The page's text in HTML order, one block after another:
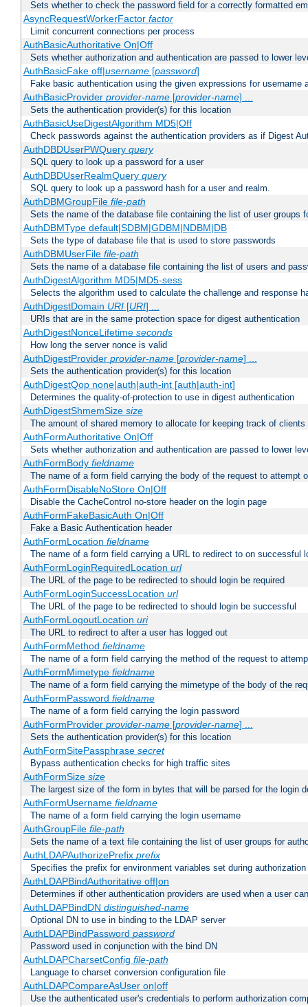
Sets whether to check the password field for a correctly formatted
AsyncRequestWorkerFactor factor
Limit concurrent connections per process
AuthBasicAuthoritative On|Off
Sets whether authorization and authentication are passed to lower
AuthBasicFake off|username[password]
Fake basic authentication using the given expressions for username
AuthBasicProvider provider-name[provider-name] ...
Sets the authentication provider(s) for this location
AuthBasicUseDigestAlgorithm MD5|Off
Check passwords against the authentication providers as if Digest
AuthDBDUserPWQuery query
SQL query to look up a password for a user
AuthDBDUserRealmQuery query
SQL query to look up a password hash for a user and realm.
AuthDBMGroupFile file-path
Sets the name of the database file containing the list of user groups
AuthDBMType default|SDBM|GDBM|NDBM|DB
Sets the type of database file that is used to store passwords
AuthDBMUserFile file-path
Sets the name of a database file containing the list of users and
AuthDigestAlgorithm MD5|MD5-sess
Selects the algorithm used to calculate the challenge and response
AuthDigestDomain URI[URI] ...
URIs that are in the same protection space for digest authentication
AuthDigestNonceLifetime seconds
How long the server nonce is valid
AuthDigestProvider provider-name[provider-name] ...
Sets the authentication provider(s) for this location
AuthDigestQop none|auth|auth-int [auth|auth-int]
Determines the quality-of-protection to use in digest authentication
AuthDigestShmemSize size
The amount of shared memory to allocate for keeping track of clients
AuthFormAuthoritative On|Off
Sets whether authorization and authentication are passed to lower
AuthFormBody fieldname
The name of a form field carrying the body of the request to attempt
AuthFormDisableNoStore On|Off
Disable the CacheControl no-store header on the login page
AuthFormFakeBasicAuth On|Off
Fake a Basic Authentication header
AuthFormLocation fieldname
The name of a form field carrying a URL to redirect to on successful
AuthFormLoginRequiredLocation url
The URL of the page to be redirected to should login be required
AuthFormLoginSuccessLocation url
The URL of the page to be redirected to should login be successful
AuthFormLogoutLocation uri
The URL to redirect to after a user has logged out
AuthFormMethod fieldname
The name of a form field carrying the method of the request to
AuthFormMimetype fieldname
The name of a form field carrying the mimetype of the body of the
AuthFormPassword fieldname
The name of a form field carrying the login password
AuthFormProvider provider-name[provider-name] ...
Sets the authentication provider(s) for this location
AuthFormSitePassphrase secret
Bypass authentication checks for high traffic sites
AuthFormSize size
The largest size of the form in bytes that will be parsed for the login
AuthFormUsername fieldname
The name of a form field carrying the login username
AuthGroupFile file-path
Sets the name of a text file containing the list of user groups for
AuthLDAPAuthorizePrefix prefix
Specifies the prefix for environment variables set during authorization
AuthLDAPBindAuthoritative off|on
Determines if other authentication providers are used when a user
AuthLDAPBindDN distinguished-name
Optional DN to use in binding to the LDAP server
AuthLDAPBindPassword password
Password used in conjunction with the bind DN
AuthLDAPCharsetConfig file-path
Language to charset conversion configuration file
AuthLDAPCompareAsUser on|off
Use the authenticated user's credentials to perform authorization